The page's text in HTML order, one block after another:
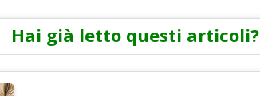
Hai già letto questi articoli?